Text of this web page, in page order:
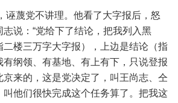
蔑党不讲理。他看了大字报后，怒
说：“党给下了结论，把我列入黑
楼三万字大字报），上边是结论（指
有纲领、有基地、有上有下，只说登报
京来的，这是党决定了，叫王尚志、仝
叫他们很快完成这个任务算了。把我这